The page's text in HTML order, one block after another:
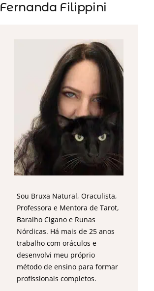
Fernanda Filippini
Sou Bruxa Natural, Oraculista,
Professora e Mentora de Tarot,
Baralho Cigano e Runas
Nórdicas. Há mais de 25 anos
trabalho com oráculos e
desenvolvi meu próprio
método de ensino para formar
profissionais completos.